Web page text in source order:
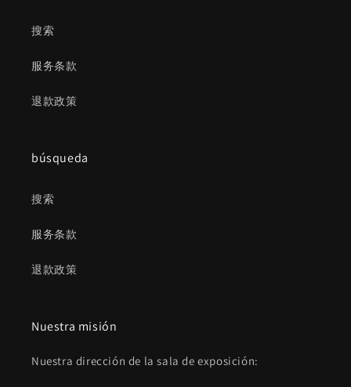
搜索
服务条款
退款政策
búsqueda
搜索
服务条款
退款政策
Nuestra misión
Nuestra dirección de la sala de exposición: